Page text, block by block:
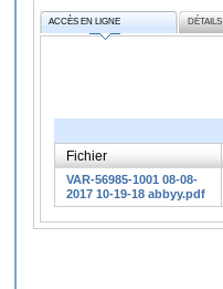
ACCÈS EN LIGNE DÉTAILS
Fichier
VAR-56985-1001 08-08-
2017 10-19-18 abbyy.pdf